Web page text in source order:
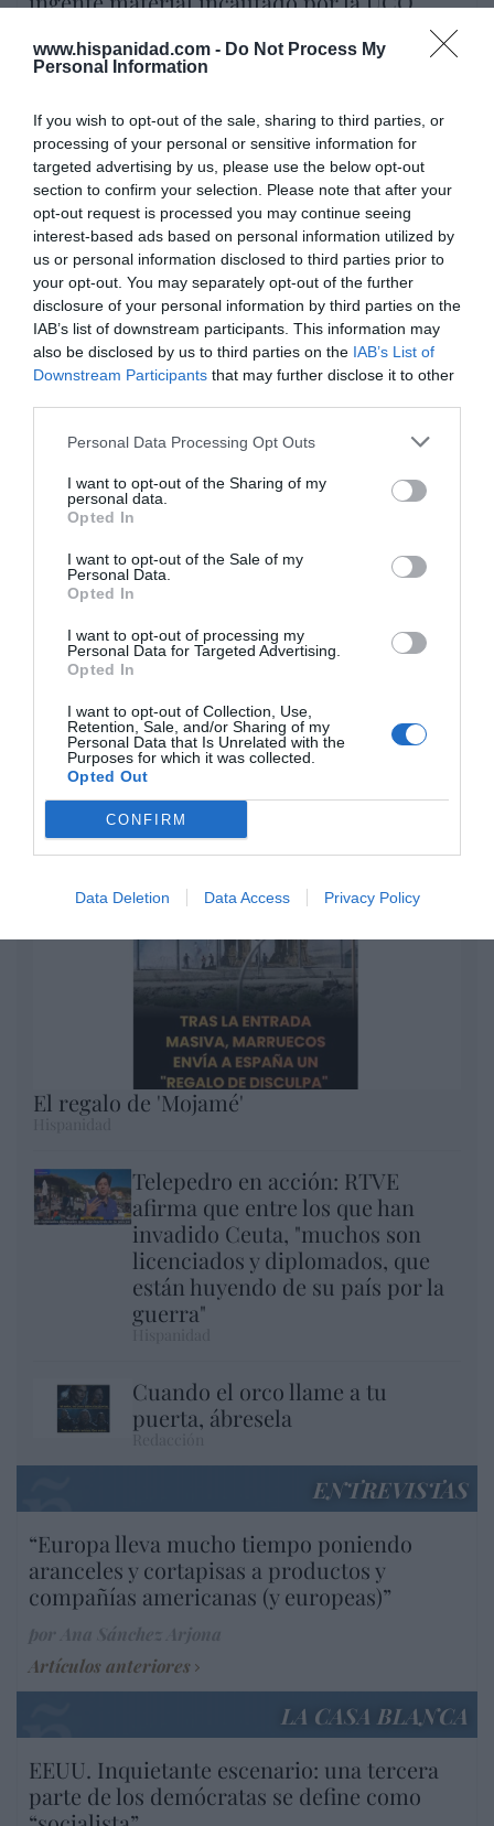
www.hispanidad.com - Do Not Process My
Personal Information
If you wish to opt-out of the sale, sharing to third parties, or
processing of your personal or sensitive information for
targeted advertising by us, please use the below opt-out
section to confirm your selection. Please note that after your
opt-out request is processed you may continue seeing
interest-based ads based on personal information utilized by
us or personal information disclosed to third parties prior to
your opt-out. You may separately opt-out of the further
disclosure of your personal information by third parties on the
IAB’s list of downstream participants. This information may
also be disclosed by us to third parties on the IAB’s List of
Downstream Participants that may further disclose it to other
Personal Data Processing Opt Outs
I want to opt-out of the Sharing of my
personal data.
Opted In
I want to opt-out of the Sale of my
Personal Data.
Opted In
I want to opt-out of processing my
Personal Data for Targeted Advertising.
Opted In
I want to opt-out of Collection, Use,
Retention, Sale, and/or Sharing of my
Personal Data that Is Unrelated with the
Purposes for which it was collected.
Opted Out
CONFIRM
Data Deletion Data Access Privacy Policy
por Redacción
Artículos anteriores
Opinión
Enormes minucias
por Eulogio López
El IBEX 35 cerró la sesión del miércoles en
los 20.057 puntos, un nuevo récord
Ceuta. Nuestra Señora de África:
convertir al musulmán
Eulogio López
No perdamos el norte: la
emigración es mala
Eulogio López
Argumentos
El regalo de 'Mojamé'
Telepedro en acción: RTVE
afirma que entre los que han
invadido Ceuta, "muchos son
licenciados y diplomados, que
están huyendo de su país por la
guerra"
Cuando el orco llame a tu
puerta, ábresela
ENTREVISTAS
“Europa lleva mucho tiempo poniendo
aranceles y cortapisas a productos y
compañías americanas (y europeas)”
Artículos anteriores
LA CASA BLANCA
EEUU. Inquietante escenario: una tercera
parte de los demócratas se define como